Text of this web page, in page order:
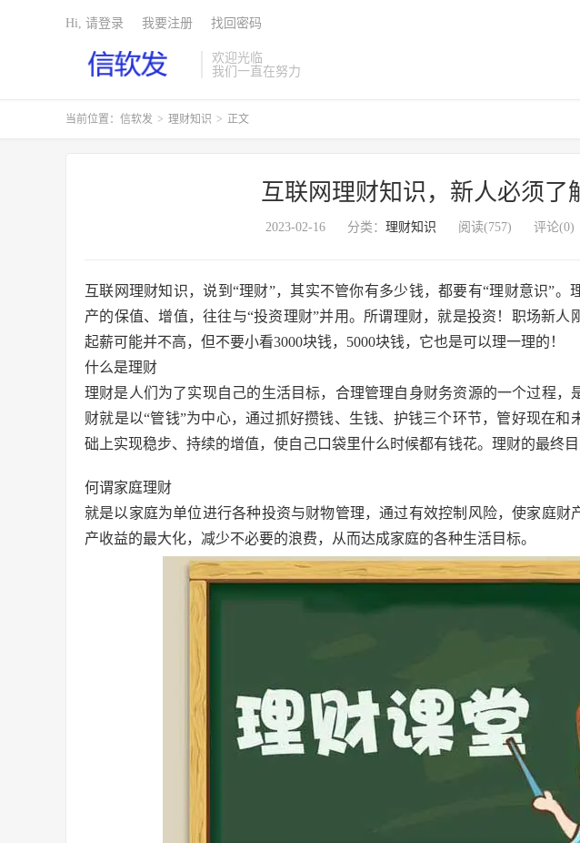
欢迎光临
我们一直在努力
Hi, 请登录 我要注册 找回密码
当前位置： 信软发 > 理财知识 > 正文
互联网理财知识，新人必须了
2023-02-16 分类： 理财知识 阅读(757) 评论(0)
互联网理财知识，说到“理财”，其实不管你有多少钱，都要有“理财意识”
产的保值、增值，往往与“投资理财”并用。所谓理财，就是投资！职场新人
起薪可能并不高，但不要小看3000块钱，5000块钱，它也是可以理一理的！
什么是理财
理财是人们为了实现自己的生活目标，合理管理自身财务资源的一个过程，
财就是以“管钱”为中心，通过抓好攒钱、生钱、护钱三个环节，管好现在和
础上实现稳步、持续的增值，使自己口袋里什么时候都有钱花。理财的最终目
何谓家庭理财
就是以家庭为单位进行各种投资与财物管理，通过有效控制风险，使家庭财
产收益的最大化，减少不必要的浪费，从而达成家庭的各种生活目标。